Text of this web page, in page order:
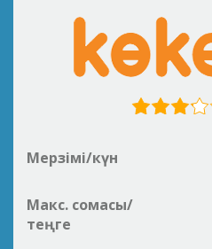
Мерзімі/күн
Макс. сомасы/
теңге